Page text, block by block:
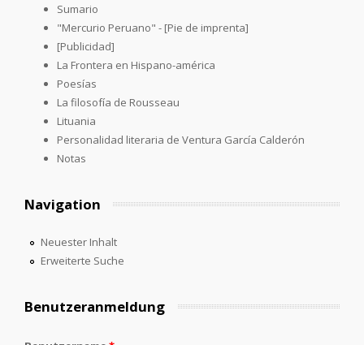
Sumario
"Mercurio Peruano" - [Pie de imprenta]
[Publicidad]
La Frontera en Hispano-américa
Poesías
La filosofía de Rousseau
Lituania
Personalidad literaria de Ventura García Calderón
Notas
Navigation
Neuester Inhalt
Erweiterte Suche
Benutzeranmeldung